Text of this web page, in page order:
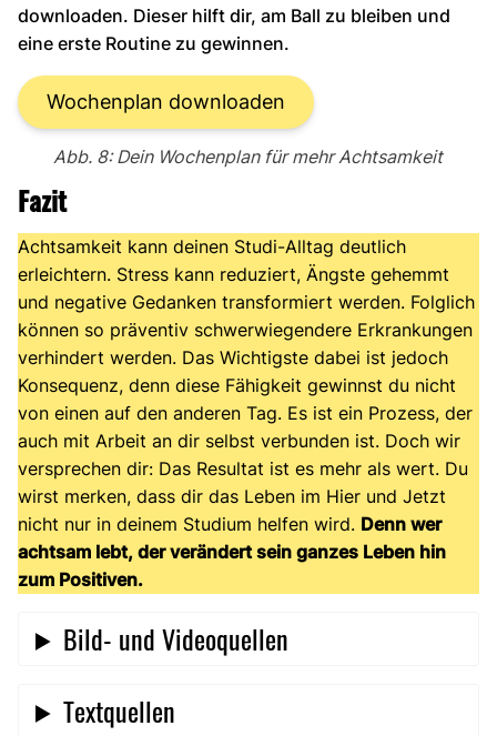
downloaden. Dieser hilft dir, am Ball zu bleiben und
eine erste Routine zu gewinnen.
Wochenplan downloaden
Abb. 8: Dein Wochenplan für mehr Achtsamkeit
Fazit
Achtsamkeit kann deinen Studi-Alltag deutlich
erleichtern. Stress kann reduziert, Ängste gehemmt
und negative Gedanken transformiert werden. Folglich
können so präventiv schwerwiegendere Erkrankungen
verhindert werden. Das Wichtigste dabei ist jedoch
Konsequenz, denn diese Fähigkeit gewinnst du nicht
von einen auf den anderen Tag. Es ist ein Prozess, der
auch mit Arbeit an dir selbst verbunden ist. Doch wir
versprechen dir: Das Resultat ist es mehr als wert. Du
wirst merken, dass dir das Leben im Hier und Jetzt
nicht nur in deinem Studium helfen wird. Denn wer
achtsam lebt, der verändert sein ganzes Leben hin
zum Positiven.
Bild- und Videoquellen
Textquellen